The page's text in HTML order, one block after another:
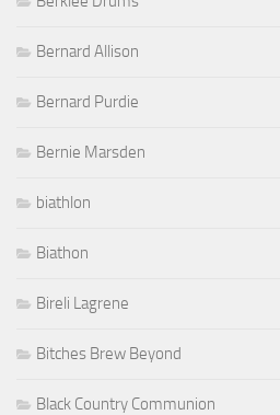
Bernard Allison
Bernard Purdie
Bernie Marsden
biathlon
Biathon
Bireli Lagrene
Bitches Brew Beyond
Black Country Communion